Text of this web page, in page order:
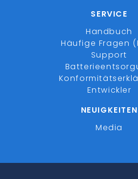
SERVICE
Handbuch
Häufige Fragen
Support
Entwickler
NEUIGKEITEN
Media